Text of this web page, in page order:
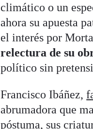
climático o un
ahora su apuesta
el interés por
relectura de su
político sin
Francisco Ibáñez,
abrumadora que
póstuma, sus